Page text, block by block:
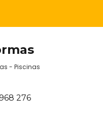
- Piscinas
276